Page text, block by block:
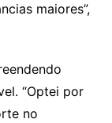
maiores”,
“Optei por
no